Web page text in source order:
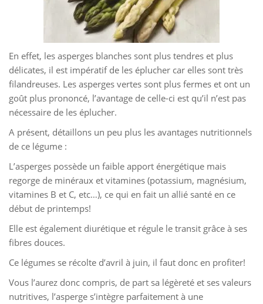
En effet, les asperges blanches sont plus tendres et plus
délicates, il est impératif de les éplucher car elles sont très
filandreuses. Les asperges vertes sont plus fermes et ont un
goût plus prononcé, l’avantage de celle-ci est qu’il n’est pas
nécessaire de les éplucher.
A présent, détaillons un peu plus les avantages nutritionnels
de ce légume :
L’asperges possède un faible apport énergétique mais
regorge de minéraux et vitamines (potassium, magnésium,
vitamines B et C, etc…), ce qui en fait un allié santé en ce
début de printemps!
Elle est également diurétique et régule le transit grâce à ses
fibres douces.
Ce légumes se récolte d’avril à juin, il faut donc en profiter!
Vous l’aurez donc compris, de part sa légèreté et ses valeurs
nutritives, l’asperge s’intègre parfaitement à une